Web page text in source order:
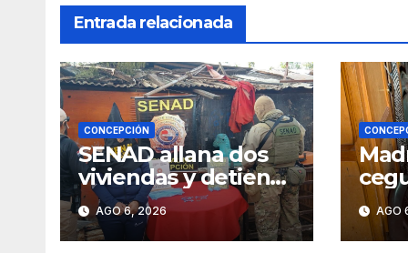
Entrada relacionada
CONCEPCIÓN
SENAD allana dos
viviendas y detiene
a dos personas por
presunto
microtráfico en
AGO 6, 2026 AGO